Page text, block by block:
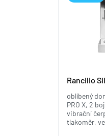
Rancilio
oblíbený
PRO X, 2
vibrační
tlakoměr,